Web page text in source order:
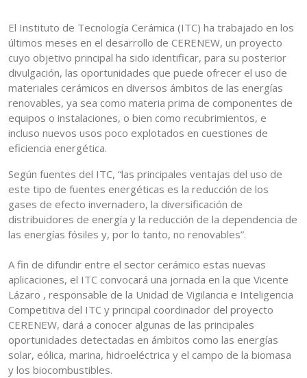
El Instituto de Tecnología Cerámica (ITC) ha trabajado en los
últimos meses en el desarrollo de CERENEW, un proyecto
cuyo objetivo principal ha sido identificar, para su posterior
divulgación, las oportunidades que puede ofrecer el uso de
materiales cerámicos en diversos ámbitos de las energías
renovables, ya sea como materia prima de componentes de
equipos o instalaciones, o bien como recubrimientos, e
incluso nuevos usos poco explotados en cuestiones de
eficiencia energética.
Según fuentes del ITC, “las principales ventajas del uso de
este tipo de fuentes energéticas es la reducción de los
gases de efecto invernadero, la diversificación de
distribuidores de energía y la reducción de la dependencia de
las energías fósiles y, por lo tanto, no renovables”.
A fin de difundir entre el sector cerámico estas nuevas
aplicaciones, el ITC convocará una jornada en la que Vicente
Lázaro , responsable de la Unidad de Vigilancia e Inteligencia
Competitiva del ITC y principal coordinador del proyecto
CERENEW, dará a conocer algunas de las principales
oportunidades detectadas en ámbitos como las energías
solar, eólica, marina, hidroeléctrica y el campo de la biomasa
y los biocombustibles.